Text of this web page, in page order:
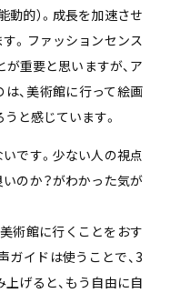
動的）。成長を加速させ
。ファッションセンス
重要と思いますが、ア
、美術館に行って絵画
と感じています。
です。少ない人の視点
のか？がわかった気が
術館に行くことをおす
ガイドは使うことで、3
げると、もう自由に自